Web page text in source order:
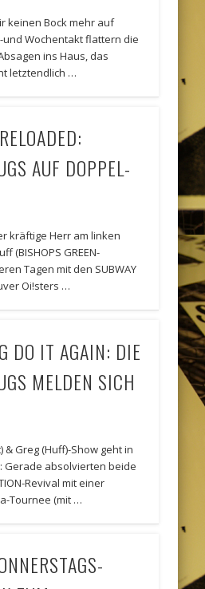
keinen Bock mehr auf
und Wochentakt flattern die
ins Haus, das
letztendlich …
AUF DOPPEL-
kräftige Herr am linken
(BISHOPS GREEN-
Tagen mit den SUBWAY
Oi!sters …
DO IT AGAIN: DIE
MELDEN SICH
& Greg (Huff)-Show geht in
Gerade absolvierten beide
Revival mit einer
Tournee (mit …